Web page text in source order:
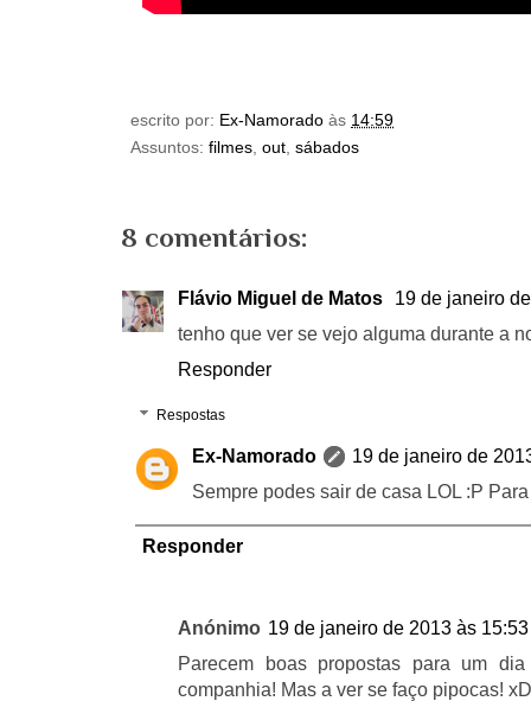
escrito por: Ex-Namorado às 14:59
Assuntos: filmes out sábados
8 comentários:
Flávio Miguel de Matos
19 de janeiro
tenho que ver se vejo alguma durante a
Responder
Respostas
Ex-Namorado
19 de janeiro de
Sempre podes sair de casa LOL :P
Responder
Anónimo 19 de janeiro de 2013 às 15:53
Parecem boas propostas para um
companhia! Mas a ver se faço pipocas! xD